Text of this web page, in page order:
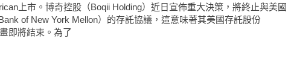
上市。博奇控股（Boqii Holding）近日宣佈重大決策，將終止與美國
of New York Mellon）的存託協議，這意味著其美國存託股份
即將結束。為了